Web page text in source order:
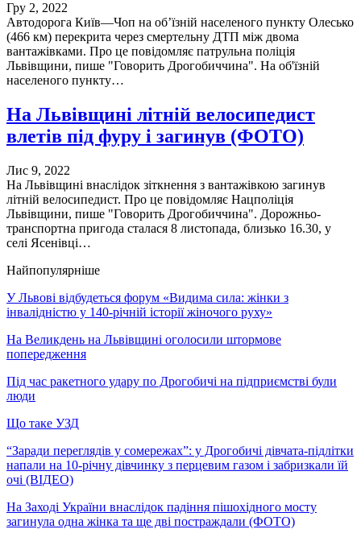
Гру 2, 2022
Автодорога Київ—Чоп на об’їзній населеного пункту Олесько
(466 км) перекрита через смертельну ДТП між двома
вантажівками. Про це повідомляє патрульна поліція
Львівщини, пише "Говорить Дрогобиччина". На об'їзній
населеного пункту…
На Львівщині літній велосипедист
влетів під фуру і загинув (ФОТО)
Лис 9, 2022
На Львівщині внаслідок зіткнення з вантажівкою загинув
літній велосипедист. Про це повідомляє Нацполіція
Львівщини, пише "Говорить Дрогобиччина". Дорожньо-
транспортна пригода сталася 8 листопада, близько 16.30, у
селі Ясенівці…
Найпопулярніше
У Львові відбудеться форум «Видима сила: жінки з
інвалідністю у 140-річній історії жіночого руху»
На Великдень на Львівщині оголосили штормове
попередження
Під час ракетного удару по Дрогобичі на підприємстві були
люди
Що таке УЗД
“Заради переглядів у сомережах”: у Дрогобичі дівчата-підлітки
напали на 10-річну дівчинку з перцевим газом і забризкали їй
очі (ВІДЕО)
На Заході України внаслідок падіння пішохідного мосту
загинула одна жінка та ще дві постраждали (ФОТО)